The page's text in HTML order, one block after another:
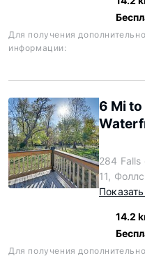
Для получения
информации:
6 Mi to
284 Falls
11,
14.2
Для получения